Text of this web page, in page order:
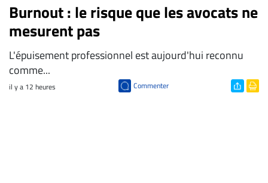
Burnout : le risque que les avocats ne
mesurent pas
L'épuisement professionnel est aujourd'hui reconnu
comme...
il y a 12 heures Commenter